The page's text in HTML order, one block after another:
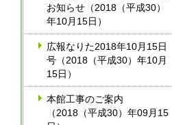
お知らせ（2018（平成30）
年10月15日）
広報なりた2018年10月15日
号（2018（平成30）年10月
15日）
本館工事のご案内
（2018（平成30）年09月15